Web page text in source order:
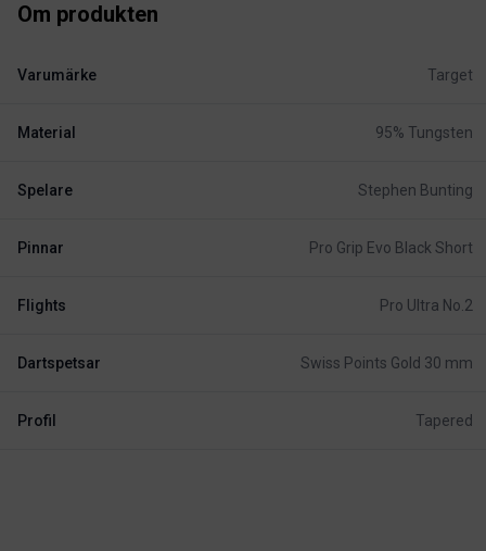
Om produkten
Varumärke Target
Material 95% Tungsten
Spelare Stephen Bunting
Pinnar Pro Grip Evo Black Short
Flights Pro Ultra No.2
Dartspetsar Swiss Points Gold 30 mm
Profil Tapered